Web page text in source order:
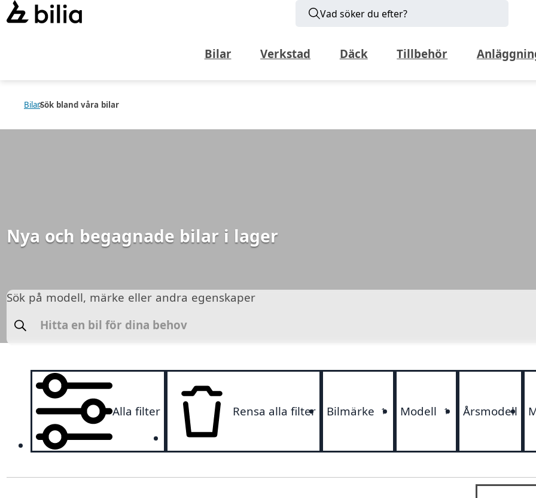
Vad söker du efter?
Bilar Verkstad Däck Tillbehör
BilarSök bland våra bilar
Nya och begagnade bilar i lager
Sök på modell, märke eller andra egenskaper
Alla filter Rensa alla filter Bilmärke 1 Modell 1 Årsmodell